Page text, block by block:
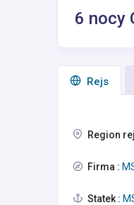
6 nocy
Rejs
Region
Firma :
Statek :